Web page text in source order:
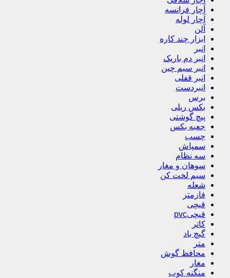
آچار فرانسه
آچار لوله
آلن
ابزار چند کاره
انبر
انبر دم باریک
انبر سیم چین
انبر قفلی
انبردست
برس
بکس ریلی
پیچ گوشتی
جعبه بکس
چسب
سمپاش
سه نظام
سوهان و مغار
سیم لخت کن
شعله
فازمتر
قیچی
قیچیpvc
کاتر
گیچ باد
متر
محافظ گوش
مغار
منگنه کوب